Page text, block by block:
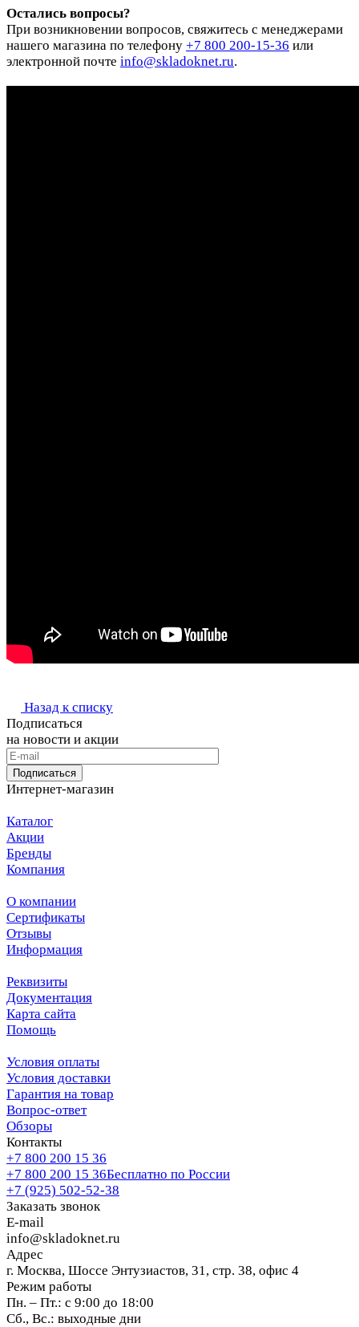
Остались вопросы?
При возникновении вопросов, свяжитесь с менеджерами
нашего магазина по телефону +7 800 200-15-36 или
электронной почте info@skladoknet.ru.
Назад к списку
Подписаться
на новости и акции
Подписаться
Интернет-магазин
Каталог
Акции
Бренды
Компания
О компании
Сертификаты
Отзывы
Информация
Реквизиты
Документация
Карта сайта
Помощь
Условия оплаты
Условия доставки
Гарантия на товар
Вопрос-ответ
Обзоры
Контакты
+7 800 200 15 36
+7 800 200 15 36Бесплатно по России
+7 (925) 502-52-38
Заказать звонок
E-mail
info@skladoknet.ru
Адрес
г. Москва, Шоссе Энтузиастов, 31, стр. 38, офис 4
Режим работы
Пн. – Пт.: с 9:00 до 18:00
Сб., Вс.: выходные дни